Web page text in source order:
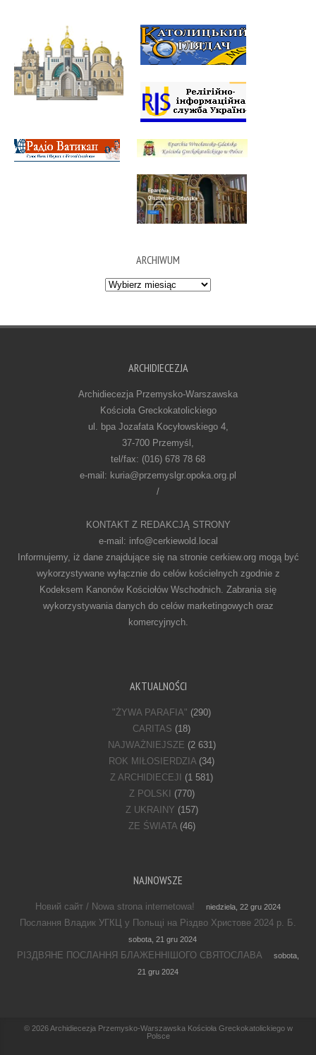
ARCHIWUM
Archiwum
ARCHIDIECEZJA
Archidiecezja Przemysko-Warszawska
Kościoła Greckokatolickiego
ul. bpa Jozafata Kocyłowskiego 4,
37-700 Przemyśl,
tel/fax: (016) 678 78 68
e-mail: kuria@przemyslgr.opoka.org.pl
/
KONTAKT Z REDAKCJĄ STRONY
e-mail: info@cerkiewold.local
Informujemy, iż dane znajdujące się na stronie cerkiew.org mogą być
wykorzystywane wyłącznie do celów kościelnych zgodnie z
Kodeksem Kanonów Kościołów Wschodnich. Zabrania się
wykorzystywania danych do celów marketingowych oraz
komercyjnych.
AKTUALNOŚCI
"ŻYWA PARAFIA" (290)
CARITAS (18)
NAJWAŻNIEJSZE (2 631)
ROK MIŁOSIERDZIA (34)
Z ARCHIDIECEJI (1 581)
Z POLSKI (770)
Z UKRAINY (157)
ZE ŚWIATA(46)
NAJNOWSZE
Новий сайт / Nowa strona internetowa! niedziela, 22 gru 2024
Послання Владик УГКЦ у Польщі на Різдво Христове 2024 р. Б.
sobota, 21 gru 2024
РІЗДВЯНЕ ПОСЛАННЯ БЛАЖЕННІШОГО СВЯТОСЛАВА
sobota,
21 gru 2024
© 2026Archidiecezja Przemysko-Warszawska Kościoła Greckokatolickiego w
Polsce